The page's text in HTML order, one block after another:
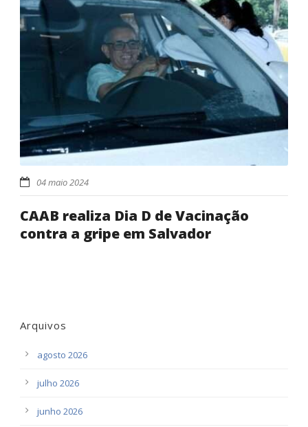
04 maio 2024
CAAB realiza Dia D de Vacinação
contra a gripe em Salvador
Arquivos
agosto 2026
julho 2026
junho 2026